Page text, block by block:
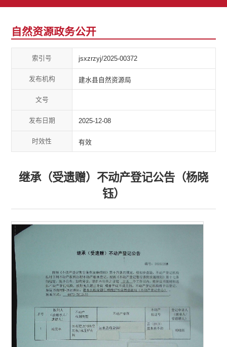
自然资源政务公开
索引号 jsxzrzyj/2025-00372
发布机构 建水县自然资源局
文号
发布日期 2025-12-08
时效性 有效
继承（受遗赠）不动产登记公告（杨晓
钰）